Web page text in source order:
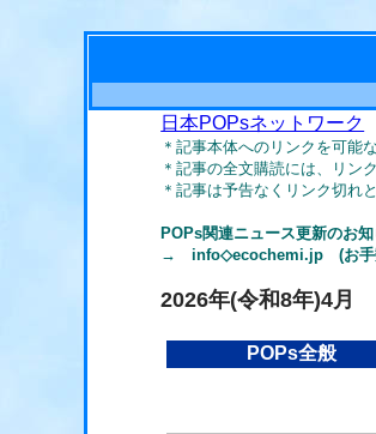
日本POPsネットワーク
＊記事本体へのリンクを可能
＊記事の全文購読には、リン
＊記事は予告なくリンク切れ
POPs関連ニュース更新のお
→ info◇ecochemi.jp (お手数
2026年(令和8年)4月
POPs全般